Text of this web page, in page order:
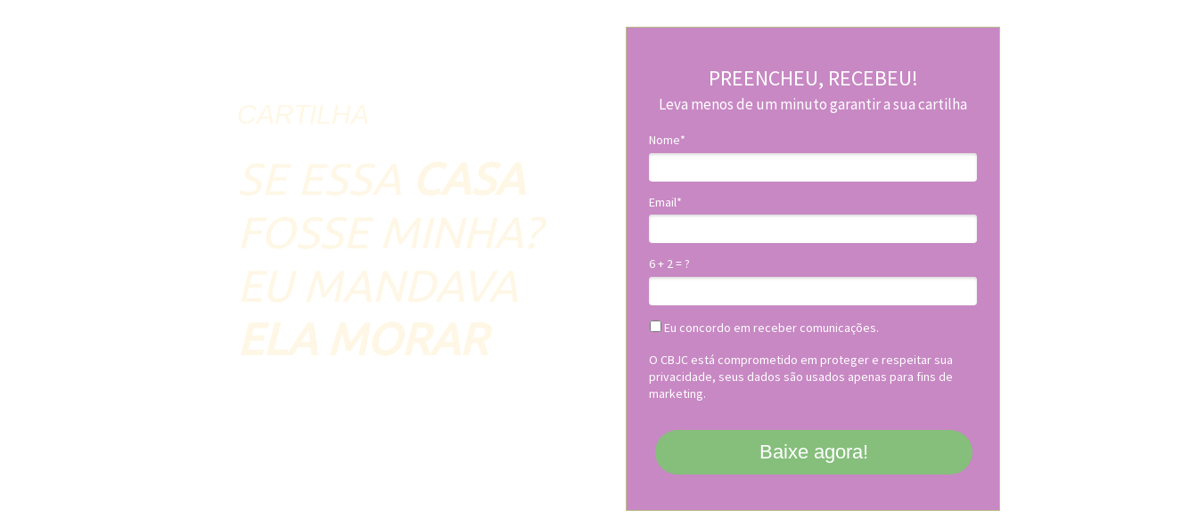
CARTILHA
SE ESSA CASA
FOSS E MINHA?
EU MANDAVA
ELA MORAR
PREENCHEU, RECEBEU!
Leva menos de um minuto garantir a sua cartilha
Nome*
Email*
6 + 2 = ?
Eu concordo em receber comunicações.
O CBJC está comprometido em proteger e respeitar sua
privacidade, seus dados são usados apenas para fins de
marketing.
Baixe agora!